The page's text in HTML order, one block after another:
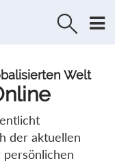
Welt
der aktuellen
persönlichen